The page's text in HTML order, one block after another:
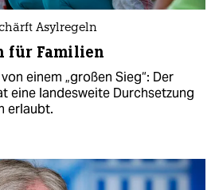
Asylregeln
für Familien
einem „großen Sieg“: Der
eine landesweite Durchsetzung
erlaubt.